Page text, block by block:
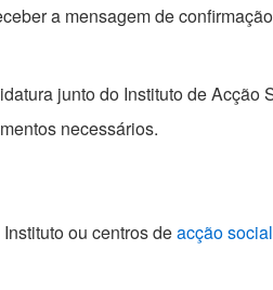
a mensagem de
junto do Instituto de
necessários.
ou centros deacção